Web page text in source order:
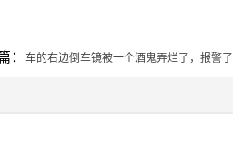
： 车的右边倒车镜被一个酒鬼弄烂了，报警了